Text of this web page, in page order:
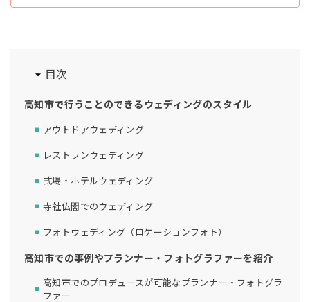
目次
高知市で行うことのできるウェディングのスタイル
アウトドアウェディング
レストランウェディング
式場・ホテルウェディング
寺社仏閣でのウェディング
フォトウェディング（ロケーションフォト）
高知市での事例やプランナー・フォトグラファーを紹介
高知市でのプロデュースが可能なプランナー・フォトグラ
ファー